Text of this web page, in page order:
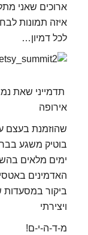
ארוכים שאני
איזה תמונות
לכל דמיון…
תדמייני שאת
אירופה
בוטיק משגע
ימים מלאים
האדמינים
ביקור במסעדות
ויצירתי
מ-ד-ה-י-ם!